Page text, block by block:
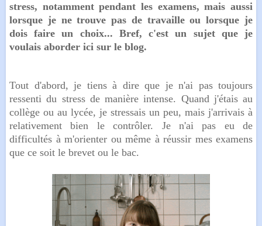
stress, notamment pendant les examens, mais aussi
lorsque je ne trouve pas de travaille ou lorsque je
dois faire un choix... Bref, c'est un sujet que je
voulais aborder ici sur le blog.
Tout d'abord, je tiens à dire que je n'ai pas toujours
ressenti du stress de manière intense. Quand j'étais au
collège ou au lycée, je stressais un peu, mais j'arrivais à
relativement bien le contrôler. Je n'ai pas eu de
difficultés à m'orienter ou même à réussir mes examens
que ce soit le brevet ou le bac.